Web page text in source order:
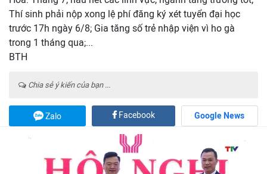
Thí sinh phải nộp xong lệ phí đăng ký xét tuyển đại học
trước 17h ngày 6/8; Gia tăng số trẻ nhập viện vì ho gà
trong 1 tháng qua;...
BTH
Chia sẻ ý kiến của bạn ...
Zalo Facebook Google News